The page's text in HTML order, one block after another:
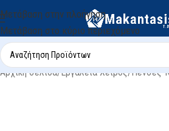
Μετάβαση στην πλοήγηση
Μετάβαση στο κύριο περιεχόμενο
Αρχική σελίδα/Εργαλεία Χειρός/Πένσες-